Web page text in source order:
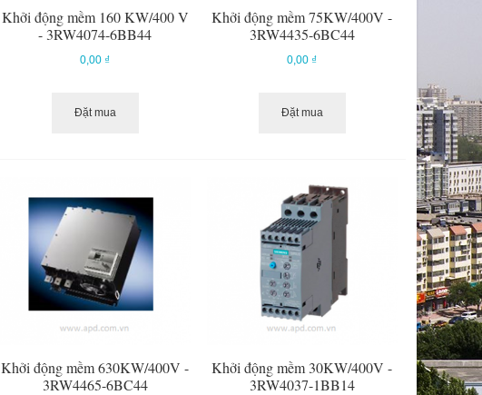
Khởi động mềm 160 KW/400 V
- 3RW4074-6BB44
0,00 ₫
Đặt mua
Khởi động mềm 75KW/400V -
3RW4435-6BC44
0,00 ₫
Đặt mua
Khởi động mềm 630KW/400V -
3RW4465-6BC44
Khởi động mềm 30KW/400V -
3RW4037-1BB14